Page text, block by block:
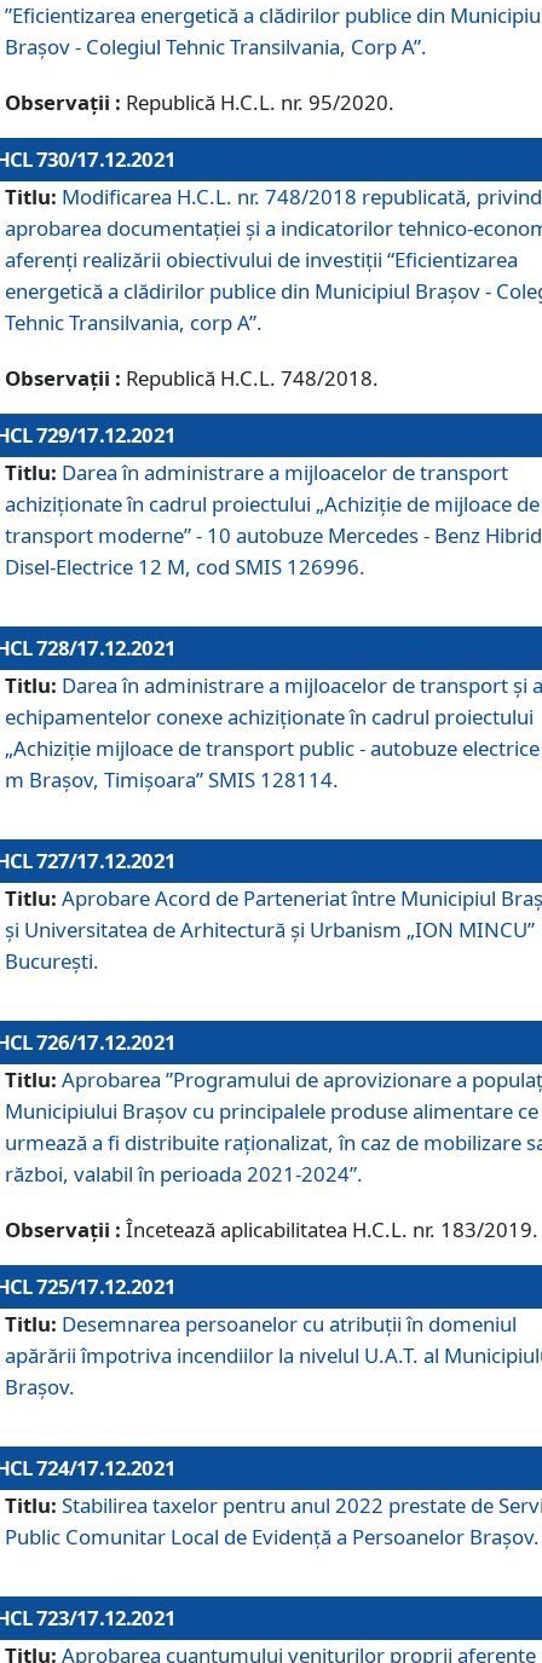
”Eficientizarea energetică a clădirilor publice din
Brașov - Colegiul Tehnic Transilvania, Corp A”.
Observații : Republică H.C.L. nr. 95/2020.
730/17.12.2021
Titlu: Modificarea H.C.L. nr. 748/2018 republicată, privind
aprobarea documentației și a indicatorilor tehnico-
aferenți realizării obiectivului de investiții “Eficientizarea
energetică a clădirilor publice din Municipiul Brașov -
Tehnic Transilvania, corp A”.
Observații : Republică H.C.L. 748/2018.
729/17.12.2021
Titlu: Darea în administrare a mijloacelor de transport
achiziționate în cadrul proiectului „Achiziţie de mijloace de
transport moderne” - 10 autobuze Mercedes - Benz Hibrid
Disel-Electrice 12 M, cod SMIS 126996.
728/17.12.2021
Titlu: Darea în administrare a mijloacelor de transport și a
echipamentelor conexe achiziționate în cadrul proiectului
„Achiziție mijloace de transport public - autobuze
m Brașov, Timișoara” SMIS 128114.
727/17.12.2021
Titlu: Aprobare Acord de Parteneriat între Municipiul
și Universitatea de Arhitectură și Urbanism „ION MINCU”
București.
726/17.12.2021
Titlu: Aprobarea ”Programului de aprovizionare a
Municipiului Braşov cu principalele produse alimentare ce
urmează a fi distribuite raționalizat, în caz de mobilizare
război, valabil în perioada 2021-2024”.
Observații : Încetează aplicabilitatea H.C.L. nr. 183/2019.
725/17.12.2021
Titlu: Desemnarea persoanelor cu atribuții în domeniul
apărării împotriva incendiilor la nivelul U.A.T. al
Brașov.
724/17.12.2021
Titlu: Stabilirea taxelor pentru anul 2022 prestate de
Public Comunitar Local de Evidență a Persoanelor Braşov.
723/17.12.2021
Titlu: Aprobarea cuantumului veniturilor proprii aferente